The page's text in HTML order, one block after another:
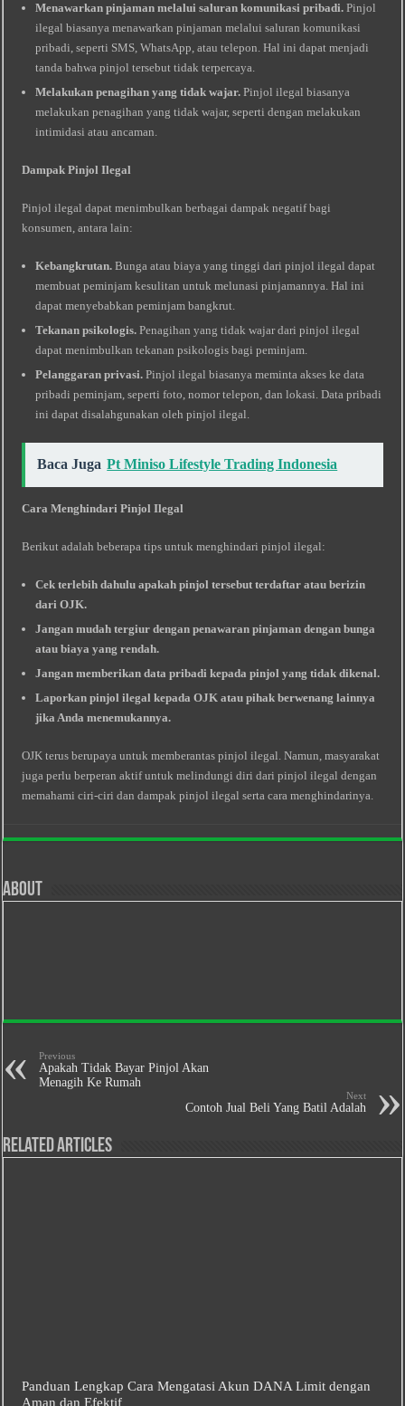
Menawarkan pinjaman melalui saluran komunikasi pribadi. Pinjol
ilegal biasanya menawarkan pinjaman melalui saluran komunikasi
pribadi, seperti SMS, WhatsApp, atau telepon. Hal ini dapat menjadi
tanda bahwa pinjol tersebut tidak terpercaya.
Melakukan penagihan yang tidak wajar. Pinjol ilegal biasanya
melakukan penagihan yang tidak wajar, seperti dengan melakukan
intimidasi atau ancaman.
Dampak Pinjol Ilegal
Pinjol ilegal dapat menimbulkan berbagai dampak negatif bagi
konsumen, antara lain:
Kebangkrutan. Bunga atau biaya yang tinggi dari pinjol ilegal dapat
membuat peminjam kesulitan untuk melunasi pinjamannya. Hal ini
dapat menyebabkan peminjam bangkrut.
Tekanan psikologis. Penagihan yang tidak wajar dari pinjol ilegal
dapat menimbulkan tekanan psikologis bagi peminjam.
Pelanggaran privasi. Pinjol ilegal biasanya meminta akses ke data
pribadi peminjam, seperti foto, nomor telepon, dan lokasi. Data pribadi
ini dapat disalahgunakan oleh pinjol ilegal.
Baca Juga Pt Miniso Lifestyle Trading Indonesia
Cara Menghindari Pinjol Ilegal
Berikut adalah beberapa tips untuk menghindari pinjol ilegal:
Cek terlebih dahulu apakah pinjol tersebut terdaftar atau berizin
dari OJK.
Jangan mudah tergiur dengan penawaran pinjaman dengan bunga
atau biaya yang rendah.
Jangan memberikan data pribadi kepada pinjol yang tidak dikenal.
Laporkan pinjol ilegal kepada OJK atau pihak berwenang lainnya
jika Anda menemukannya.
OJK terus berupaya untuk memberantas pinjol ilegal. Namun, masyarakat
juga perlu berperan aktif untuk melindungi diri dari pinjol ilegal dengan
memahami ciri-ciri dan dampak pinjol ilegal serta cara menghindarinya.
About
Previous
Apakah Tidak Bayar Pinjol Akan
Menagih Ke Rumah
Next
Contoh Jual Beli Yang Batil Adalah
Related Articles
Panduan Lengkap Cara Mengatasi Akun DANA Limit dengan
Aman dan Efektif